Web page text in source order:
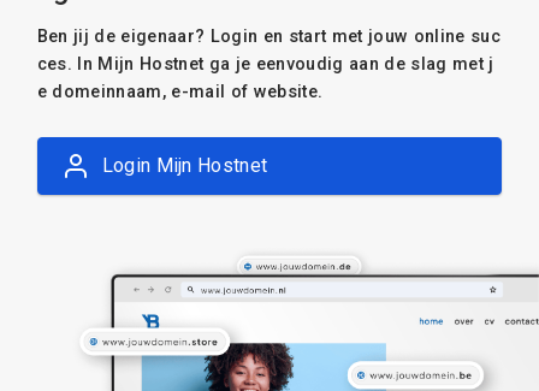
Ben jij de eigenaar? Login en start met jouw online suc
ces. In Mijn Hostnet ga je eenvoudig aan de slag met j
e domeinnaam, e-mail of website.
Login Mijn Hostnet